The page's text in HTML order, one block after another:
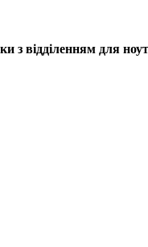
відділенням для